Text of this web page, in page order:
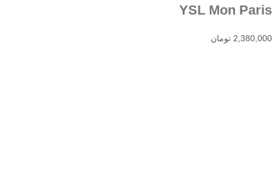
YSL Mon Paris
2,380,000 تومان